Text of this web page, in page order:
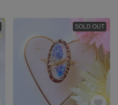
SOLD OUT